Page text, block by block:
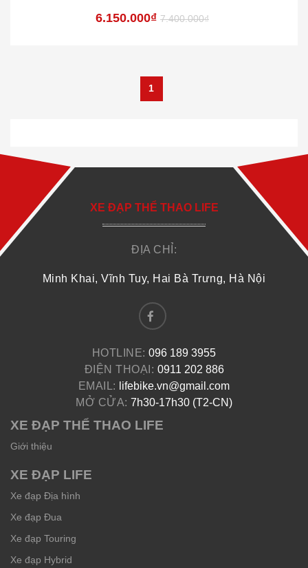
6.150.000₫ 7.400.000₫
1
XE ĐẠP THỂ THAO LIFE
ĐỊA CHỈ:
Minh Khai, Vĩnh Tuy, Hai Bà Trưng, Hà Nội
HOTLINE:096 189 3955
ĐIỆN THOẠI: 0911 202 886
EMAIL:
lifebike.vn@gmail.com
MỞ CỬA: 7h30-17h30 (T2-CN)
XE ĐẠP THỂ THAO LIFE
Giới thiệu
XE ĐẠP LIFE
Xe đạp Địa hình
Xe đạp Đua
Xe đạp Touring
Xe đạp Hybrid